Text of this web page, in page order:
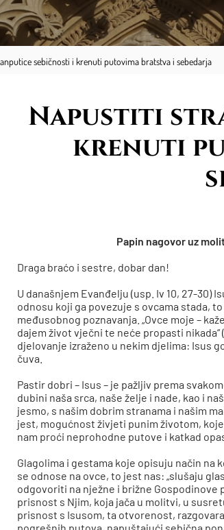
sebičnosti i krenuti putovima bratstva i sebedarja
Napustiti
krenuti
Papin nagovor uz
Draga braćo i sestre, dobar dan!
U današnjem Evanđelju (usp. Iv 10, 27-30)
odnosu koji ga povezuje s ovcama stada,
međusobnog poznavanja. „Ovce moje –
dajem život vječni te neće propasti
djelovanje izraženo u nekim djelima: Isus
čuva.
Pastir dobri – Isus – je pažljiv prema
dubini naša srca, naše želje i nade, kao i
jesmo, s našim dobrim stranama i našim
jest, mogućnost živjeti punim životom,
nam proći neprohodne putove i katkad
Glagolima i gestama koje opisuju način na
se odnose na ovce, to jest nas: „slušaju
odgovoriti na nježne i brižne Gospodinove
prisnost s Njim, koja jača u molitvi, u
prisnost s Isusom, ta otvorenost,